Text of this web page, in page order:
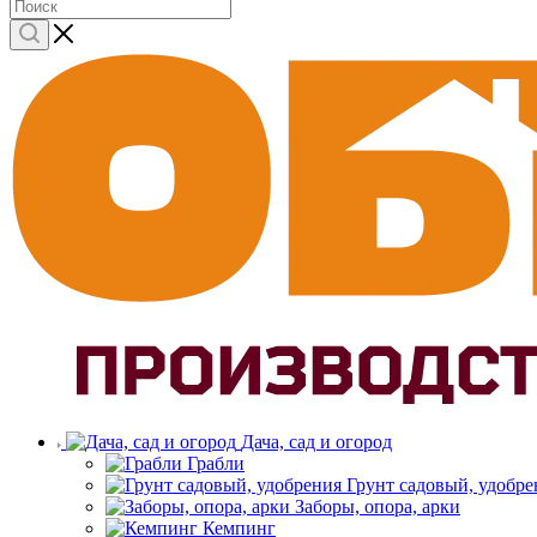
Дача, сад и огород
Грабли
Грунт садовый,
Заборы, опора, арки
Кемпинг